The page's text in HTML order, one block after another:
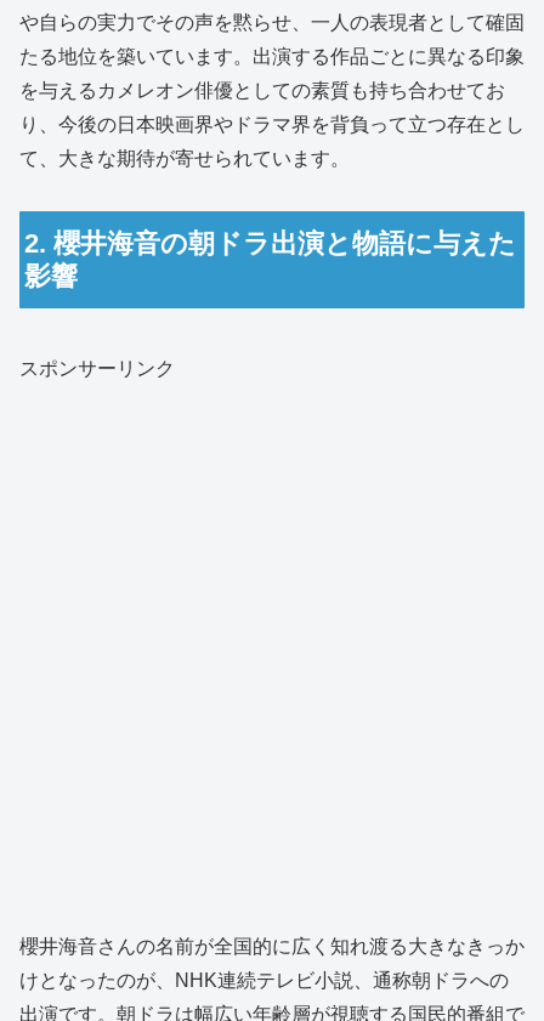
や自らの実力でその声を黙らせ、一人の表現者として確固
たる地位を築いています。出演する作品ごとに異なる印象
を与えるカメレオン俳優としての素質も持ち合わせてお
り、今後の日本映画界やドラマ界を背負って立つ存在とし
て、大きな期待が寄せられています。
2. 櫻井海音の朝ドラ出演と物語に与えた
影響
スポンサーリンク
櫻井海音さんの名前が全国的に広く知れ渡る大きなきっか
けとなったのが、NHK連続テレビ小説、通称朝ドラへの
出演です。朝ドラは幅広い年齢層が視聴する国民的番組で